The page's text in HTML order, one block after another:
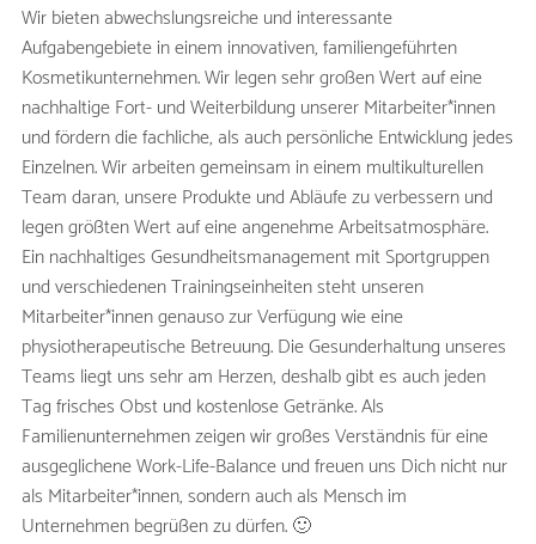
Wir bieten abwechslungsreiche und interessante
Aufgabengebiete in einem innovativen, familiengeführten
Kosmetikunternehmen. Wir legen sehr großen Wert auf eine
nachhaltige Fort- und Weiterbildung unserer Mitarbeiter*innen
und fördern die fachliche, als auch persönliche Entwicklung jedes
Einzelnen. Wir arbeiten gemeinsam in einem multikulturellen
Team daran, unsere Produkte und Abläufe zu verbessern und
legen größten Wert auf eine angenehme Arbeitsatmosphäre.
Ein nachhaltiges Gesundheitsmanagement mit Sportgruppen
und verschiedenen Trainingseinheiten steht unseren
Mitarbeiter*innen genauso zur Verfügung wie eine
physiotherapeutische Betreuung. Die Gesunderhaltung unseres
Teams liegt uns sehr am Herzen, deshalb gibt es auch jeden
Tag frisches Obst und kostenlose Getränke. Als
Familienunternehmen zeigen wir großes Verständnis für eine
ausgeglichene Work-Life-Balance und freuen uns Dich nicht nur
als Mitarbeiter*innen, sondern auch als Mensch im
Unternehmen begrüßen zu dürfen. 🙂